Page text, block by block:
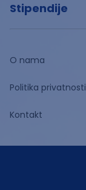
Stipendije
O nama
Politika privatnosti
Kontakt